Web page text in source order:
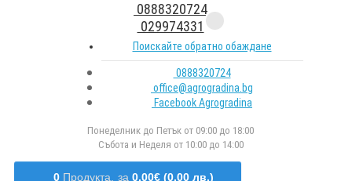
0888320724
029974331
Поискайте обратно обаждане
0888320724
office@agrogradina.bg
Facebook Agrogradina
Понеделник до Петък от 09:00 до 18:00
Събота и Неделя от 10:00 до 14:00
0 Продукта, за 0.00€ (0.00 лв.)